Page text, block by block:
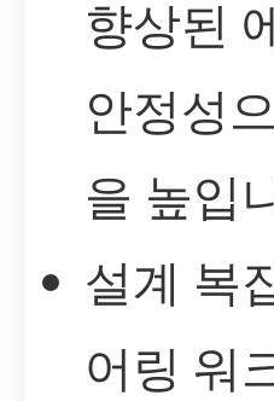
향상된
안정성
을 높입
설계 복
어링 워